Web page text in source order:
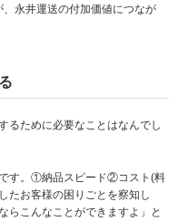
永井運送の付加価値につなが
るために必要なことはなんでし
す。①納品スピード②コスト(料
たお客様の困りごとを察知し
らこんなことができますよ」と